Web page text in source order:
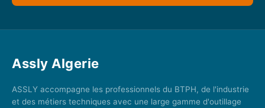
Assly Algerie
ASSLY accompagne les professionnels du BTPH, de l'industrie
et des métiers techniques avec une large gamme d'outillage